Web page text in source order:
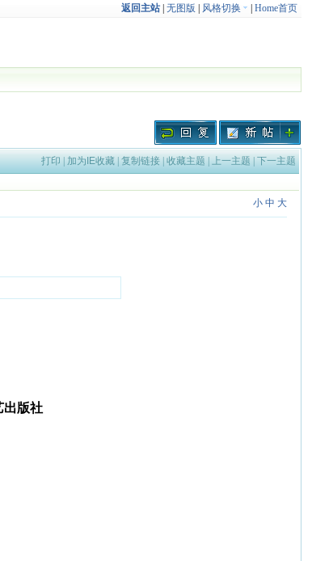
返回主站| 无图版 风格切换 Home首页
打印 | 加为IE收藏| 复制链接| 收藏主题 | 上一主题 | 下一主题
小 中 大
出版社